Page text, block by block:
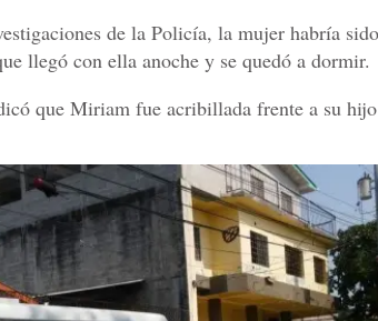
de la Policía, la mujer habría
llegó con ella anoche y se quedó a dormir.
que Miriam fue acribillada frente a su hijo